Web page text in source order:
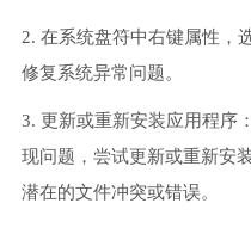
2. 在系统盘符中右键属性，
修复系统异常问题。
3. 更新或重新安装应用程序
现问题，尝试更新或重新安
潜在的文件冲突或错误。